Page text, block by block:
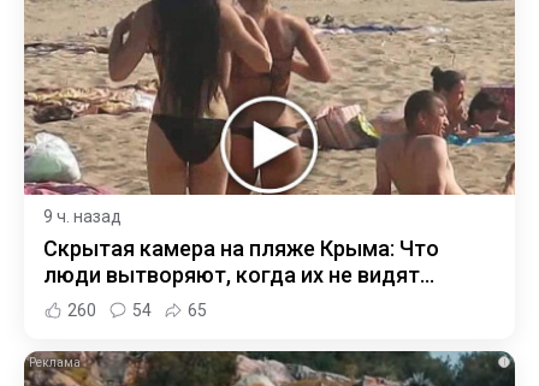
9 ч. назад
Скрытая камера на пляже Крыма: Что
люди вытворяют, когда их не видят...
260 54 65
i